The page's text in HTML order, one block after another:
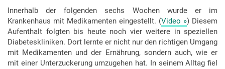
Innerhalb der folgenden sechs Wochen wurde er im
Krankenhaus mit Medikamenten eingestellt. (
) Diesem
Aufenthalt folgten bis heute noch vier weitere in speziellen
Diabeteskliniken. Dort lernte er nicht nur den richtigen Umgang
mit Medikamenten und der Ernährung, sondern auch, wie er
mit einer Unterzuckerung umzugehen hat. In seinem Alltag fiel